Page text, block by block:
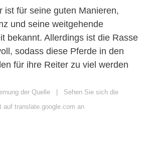
ist für seine guten Manieren,
und seine weitgehende
bekannt. Allerdings ist die Rasse
sodass diese Pferde in den
für ihre Reiter zu viel werden
der Quelle | Sehen Sie sich die
auf translate.google.com an